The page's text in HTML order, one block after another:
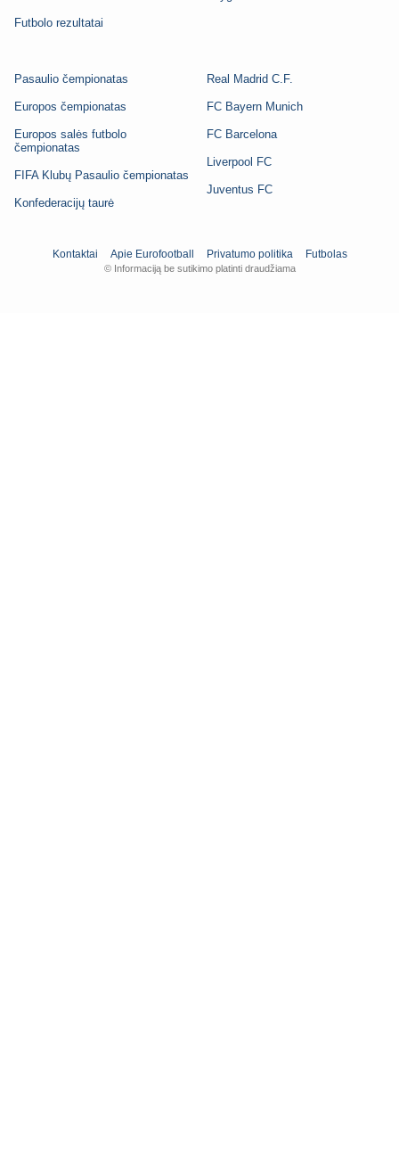
Futbolo rezultatai
Pasaulio čempionatas
Europos čempionatas
Europos salės futbolo
čempionatas
FIFA Klubų Pasaulio čempionatas
Konfederacijų taurė
Real Madrid C.F.
FC Bayern Munich
FC Barcelona
Liverpool FC
Juventus FC
Kontaktai Apie Eurofootball Privatumo politika Futbolas
© Informaciją be sutikimo platinti draudžiama